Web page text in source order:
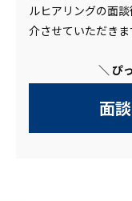
ルヒアリングの面
介させていただき
＼ ぴ
面